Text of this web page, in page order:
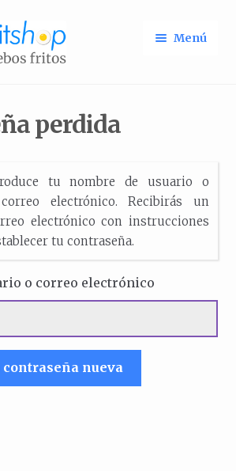
Menú
perdida
tu nombre de usuario o
electrónico. Recibirás un
electrónico con instrucciones
tu contraseña.
o correo electrónico
contraseña nueva